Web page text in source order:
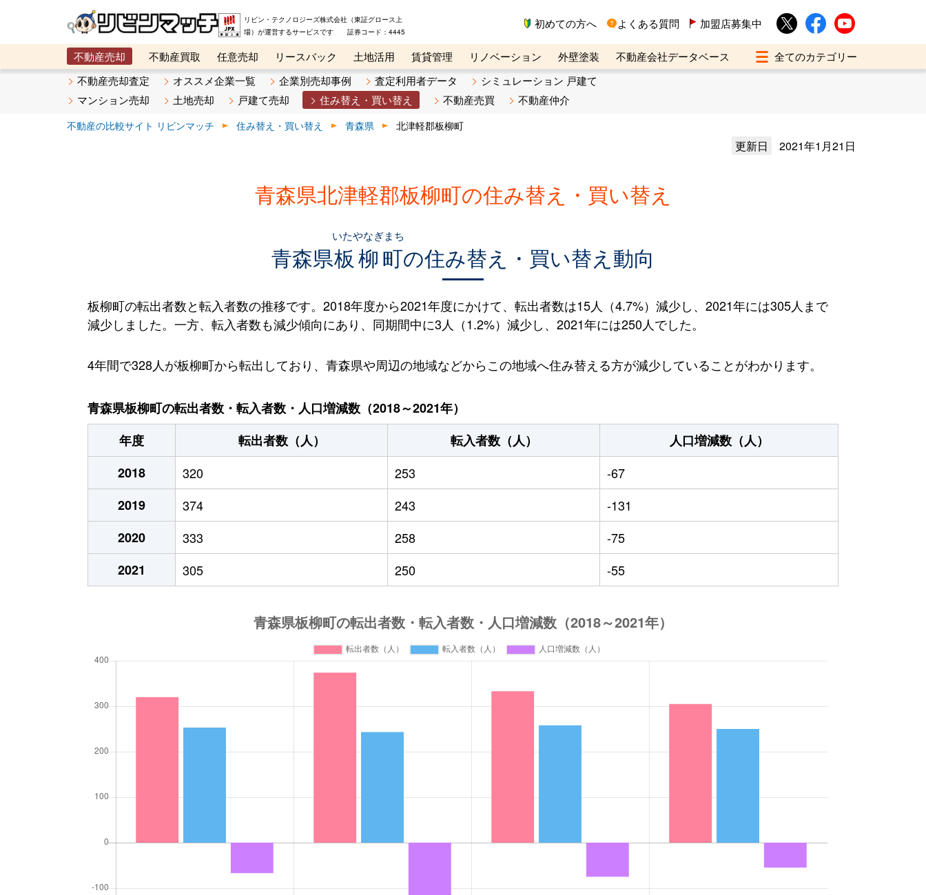
リビン・テクノロジーズ株式会社（東証グロース上
場）が運営するサービスです 証券コード：4445
初めての方へ よくある質問 加盟店募集中
不動産売却 不動産買取 任意売却 リースバック 土地活用 賃貸管理 リノベーション 外壁塗装
不動産会社データベース
メタ住宅展示場
ベスト不動産カンパニー オンライン講座 リビンマガジンBiz 不動産売却ご相談デスク
不動産売却査定 オススメ企業一覧 企業別売却事例 査定利用者データ
シミュレーション 戸建て
マンション売却
土地売却 戸建て売却 住み替え・買い替え 不動産売買 不動産仲介
不動産の比較サイト リビンマッチ 住み替え・買い替え 青森県 北津軽郡板柳町
更新日 2021年1月21日
青森県北津軽郡板柳町の住み替え・買い替え
青森県板柳町
いたやなぎまち
の住み替え・買い替え動向
板柳町の転出者数と転入者数の推移です。2018年度から2021年度にかけて、転出者数は15人（4.7%）減少し、2021年には305人まで
減少しました。一方、転入者数も減少傾向にあり、同期間中に3人（1.2%）減少し、2021年には250人でした。
4年間で328人が板柳町から転出しており、青森県や周辺の地域などからこの地域へ住み替える方が減少していることがわかります。
青森県板柳町の転出者数・転入者数・人口増減数（2018～2021年）
年度
転出者数（人） 転入者数（人）
人口増減数（人）
2018
320 253
-67
2019
374 243
-131
2020
333 258
-75
2021
305 250 -55